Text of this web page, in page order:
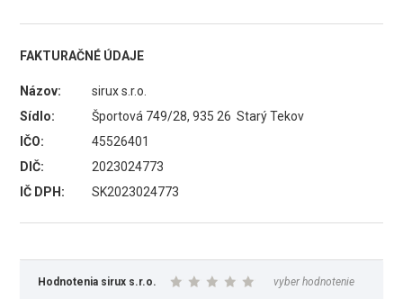
FAKTURAČNÉ ÚDAJE
Názov:
sirux s.r.o.
Sídlo:
Športová 749/28, 935 26 Starý Tekov
IČO:
45526401
DIČ:
2023024773
IČ DPH:
SK2023024773
Hodnotenia sirux s.r.o. vyber hodnotenie